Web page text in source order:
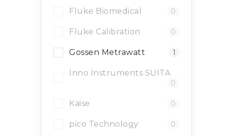
Fluke Biomedical 0
Fluke Calibration 0
Gossen Metrawatt 1
Inno Instruments SUITA
0
Kaise 0
pico Technology 0